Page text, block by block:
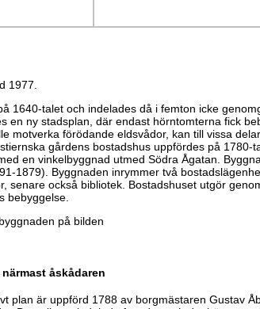
1977.
1640-talet och indelades då i femton icke
en ny stadsplan, där endast hörntomterna fick
motverka förödande eldsvådor, kan till vissa
gårdens bostadshus uppfördes på 1780-
en vinkelbyggnad utmed Södra Ågatan.
1879). Byggnaden inrymmer två
senare också bibliotek. Bostadshuset utgör
bebyggelse.
på bilden
åskådaren
plan är uppförd 1788 av borgmästaren Gustav